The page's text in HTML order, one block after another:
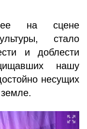
на сцене
стало
и доблести
нашу
несущих